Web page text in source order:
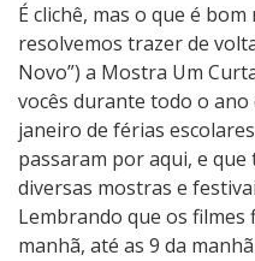
É clichê, mas o que é
resolvemos trazer de
Novo”) a Mostra Um
vocês durante todo o ano
janeiro de férias
passaram por aqui, e
diversas mostras e
Lembrando que os filmes
manhã, até as 9 da